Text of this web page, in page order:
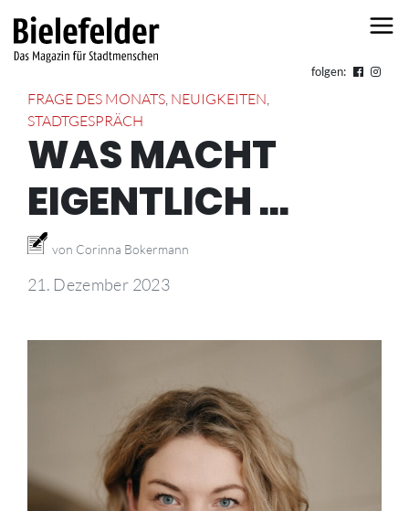
folgen:
FRAGE DES MONATS, NEUIGKEITEN,
STADTGESPRÄCH
WAS MACHT
EIGENTLICH …
von Corinna Bokermann
21. Dezember 2023